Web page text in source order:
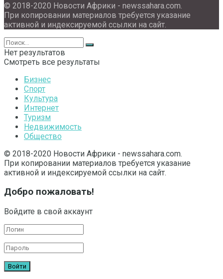
© 2018-2020 Новости Африки - newssahara.com.
При копировании материалов требуется указание
активной и индексируемой ссылки на сайт.
Нет результатов
Смотреть все результаты
Бизнес
Спорт
Культура
Интернет
Туризм
Недвижимость
Общество
© 2018-2020 Новости Африки - newssahara.com.
При копировании материалов требуется указание
активной и индексируемой ссылки на сайт.
Добро пожаловать!
Войдите в свой аккаунт